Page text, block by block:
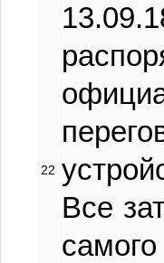
22
Все